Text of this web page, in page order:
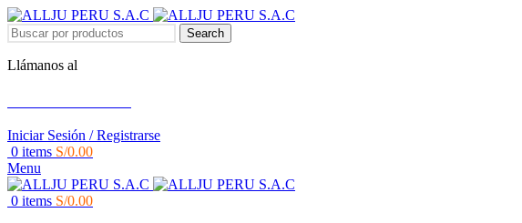
Search
Llámanos al
Iniciar Sesión / Registrarse
0 items S/0.00
Menu
0 items S/0.00